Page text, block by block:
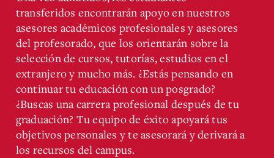
transferidos encontrarán apoyo en nuestros
asesores académicos profesionales y asesores
del profesorado, que los orientarán sobre la
selección de cursos, tutorías, estudios en el
extranjero y mucho más. ¿Estás pensando en
continuar tu educación con un posgrado?
¿Buscas una carrera profesional después de tu
graduación? Tu equipo de éxito apoyará tus
objetivos personales y te asesorará y derivará a
los recursos del campus.